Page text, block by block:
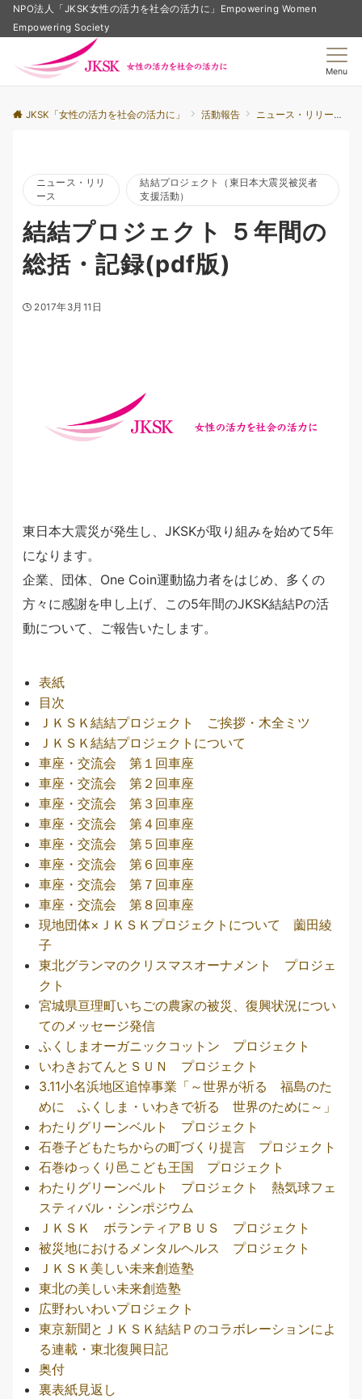
NPO法人「JKSK女性の活力を社会の活力に」Empowering Women
Empowering Society
Menu
JKSK「女性の活力を社会の活力に」 活動報告 ニュース・リリース
ニュース・リリ
ース
結結プロジェクト（東日本大震災被災者
支援活動）
結結プロジェクト ５年間の
総括・記録(pdf版)
2017年3月11日
東日本大震災が発生し、JKSKが取り組みを始めて5年
になります。
企業、団体、One Coin運動協力者をはじめ、多くの
方々に感謝を申し上げ、この5年間のJKSK結結Pの活
動について、ご報告いたします。
表紙
目次
ＪＫＳＫ結結プロジェクト ご挨拶・木全ミツ
ＪＫＳＫ結結プロジェクトについて
車座・交流会 第１回車座
車座・交流会 第２回車座
車座・交流会 第３回車座
車座・交流会 第４回車座
車座・交流会 第５回車座
車座・交流会 第６回車座
車座・交流会 第７回車座
車座・交流会 第８回車座
現地団体×ＪＫＳＫプロジェクトについて 薗田綾
子
東北グランマのクリスマスオーナメント プロジェ
クト
宮城県亘理町いちごの農家の被災、復興状況につい
てのメッセージ発信
ふくしまオーガニックコットン プロジェクト
いわきおてんとＳＵＮ プロジェクト
3.11小名浜地区追悼事業「～世界が祈る 福島のた
めに ふくしま・いわきで祈る 世界のために～」
わたりグリーンベルト プロジェクト
石巻子どもたちからの町づくり提言 プロジェクト
石巻ゆっくり邑こども王国 プロジェクト
わたりグリーンベルト プロジェクト 熱気球フェ
スティバル・シンポジウム
ＪＫＳＫ ボランティアＢＵＳ プロジェクト
被災地におけるメンタルヘルス プロジェクト
ＪＫＳＫ美しい未来創造塾
東北の美しい未来創造塾
広野わいわいプロジェクト
東京新聞とＪＫＳＫ結結Ｐのコラボレーションによ
る連載・東北復興日記
奥付
裏表紙見返し